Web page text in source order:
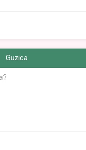
Guzica